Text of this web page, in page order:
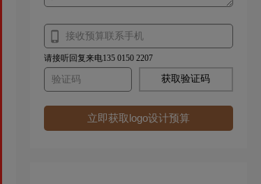
请接听回复来电135 0150 2207
获取验证码
立即获取logo设计预算